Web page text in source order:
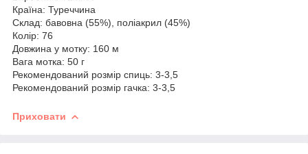
Країна: Туреччина
Склад: бавовна (55%), поліакрил (45%)
Колір: 76
Довжина у мотку: 160 м
Вага мотка: 50 г
Рекомендований розмір спиць: 3-3,5
Рекомендований розмір гачка: 3-3,5
Приховати